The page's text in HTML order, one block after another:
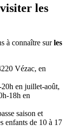
les
à connaître surles
Vézac, en
en juillet-août,
18h en
saison et
enfants de 10 à 17